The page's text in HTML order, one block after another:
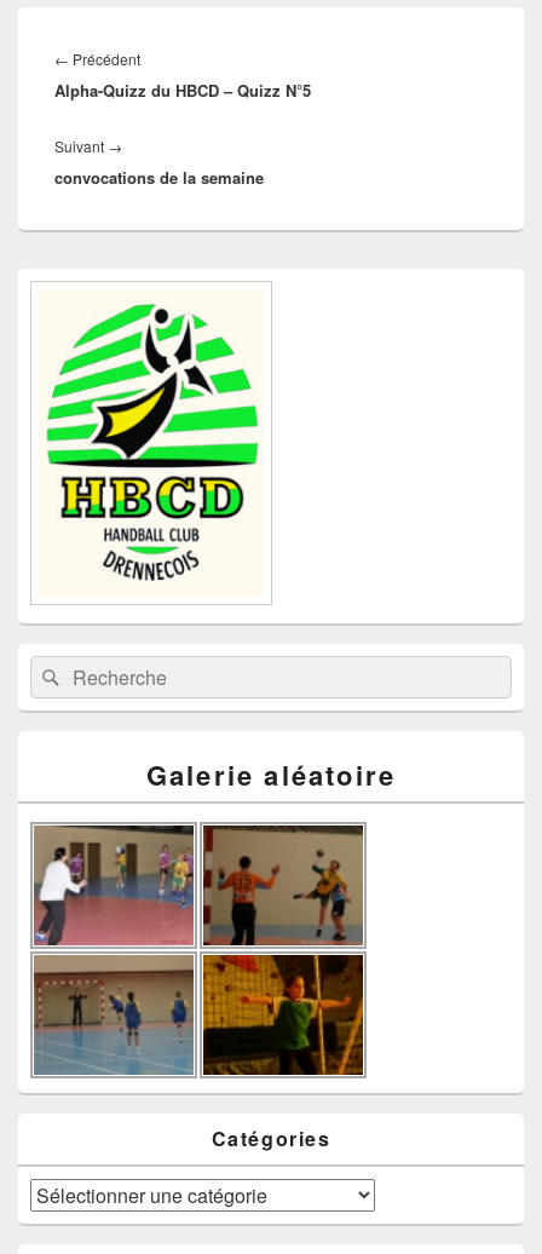
de
l’article
← PrécédentArticle
précédent :
Alpha-Quizz du HBCD – Quizz N°5
Suivant →
suivant :
convocations de la semaine
Zone
barre
latérale
Recherche :Rechercher
Galerie aléatoire
Catégories
Catégories